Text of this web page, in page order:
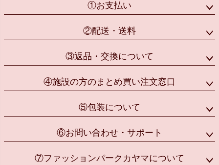
①お支払い
②配送・送料
③返品・交換について
④施設の方のまとめ買い注文窓口
⑤包装について
⑥お問い合わせ・サポート
⑦ファッションパークカヤマについて